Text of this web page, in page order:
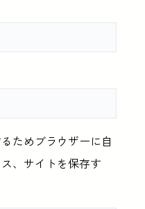
ためブラウザーに自
、サイトを保存す